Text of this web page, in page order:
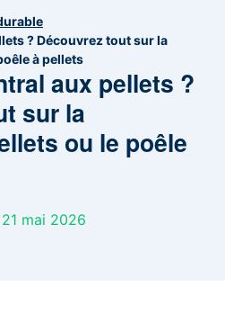
? Découvrez tout sur la
à pellets
aux pellets ?
sur la
ou le poêle
mai 2026